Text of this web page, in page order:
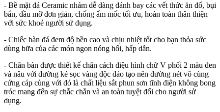
- Bề mặt đá Ceramic nhám dễ dàng đánh bay các vết thức ăn đổ, bụi
bẩn, dầu mỡ đơn giản, chống ẩm mốc tối ưu, hoàn toàn thân thiện
với sức khoẻ người sử dụng.
- Chiếc bàn đá đem độ bền cao và chịu nhiệt tốt cho bạn thỏa sức
dùng bữa của các món ngon nóng hổi, hấp dẫn.
- Chân bàn được thiết kế chân cách điệu hình chữ V phối 2 màu đen
và nâu với đường kẻ sọc vàng độc đáo tạo nên đường nét vô cùng
cứng cáp cùng với đó là chất liệu sắt phun sơn tĩnh điện không bong
tróc mang đến sự chắc chắn và an toàn tuyệt đối cho người sử
dụng.